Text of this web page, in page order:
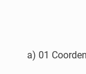
a) 01